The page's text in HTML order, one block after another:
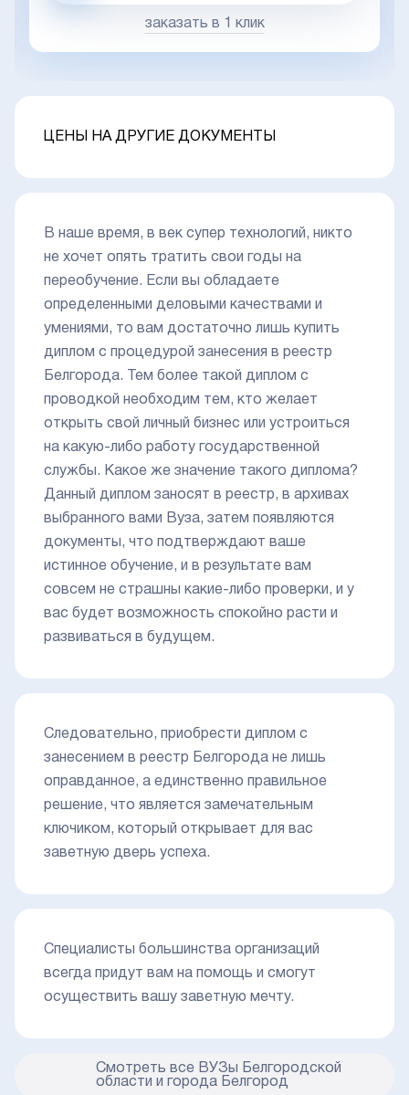
заказать в 1 клик
ЦЕНЫ НА ДРУГИЕ ДОКУМЕНТЫ
В наше время, в век супер технологий, никто
не хочет опять тратить свои годы на
переобучение. Если вы обладаете
определенными деловыми качествами и
умениями, то вам достаточно лишь купить
диплом с процедурой занесения в реестр
Белгорода. Тем более такой диплом с
проводкой необходим тем, кто желает
открыть свой личный бизнес или устроиться
на какую-либо работу государственной
службы. Какое же значение такого диплома?
Данный диплом заносят в реестр, в архивах
выбранного вами Вуза, затем появляются
документы, что подтверждают ваше
истинное обучение, и в результате вам
совсем не страшны какие-либо проверки, и у
вас будет возможность спокойно расти и
развиваться в будущем.
Следовательно, приобрести диплом с
занесением в реестр Белгорода не лишь
оправданное, а единственно правильное
решение, что является замечательным
ключиком, который открывает для вас
заветную дверь успеха.
Специалисты большинства организаций
всегда придут вам на помощь и смогут
осуществить вашу заветную мечту.
Смотреть все ВУЗы Белгородской
области и города Белгород